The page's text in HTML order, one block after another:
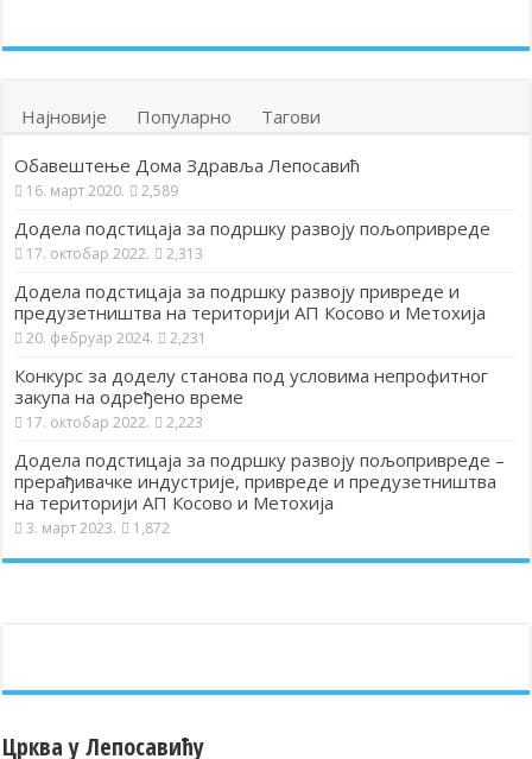
Најновије Популарно Тагови
Обавештење Дома Здравља Лепосавић
16. март 2020. 2,589
Додела подстицаја за подршку развоју пољопривреде
17. октобар 2022. 2,313
Додела подстицаја за подршку развоју привреде и
предузетништва на територији АП Косово и Метохија
20. фебруар 2024. 2,231
Конкурс за доделу станова под условима непрофитног
закупа на одређено време
17. октобар 2022. 2,223
Додела подстицаја за подршку развоју пољопривреде –
прерађивачке индустрије, привреде и предузетништва
на територији АП Косово и Метохија
3. март 2023. 1,872
Црква у Лепосавићу